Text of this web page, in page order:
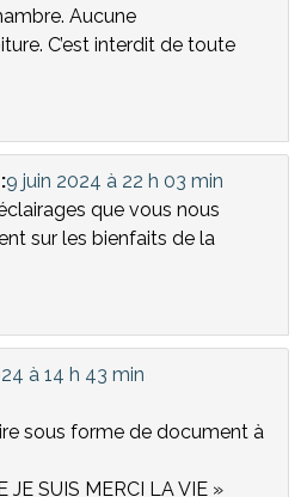
Aucune
C’est interdit de toute
9 juin 2024 à 22 h 03 min
que vous nous
sur les bienfaits de la
à 14 h 43 min
sous forme de document à
JE SUIS MERCI LA VIE »